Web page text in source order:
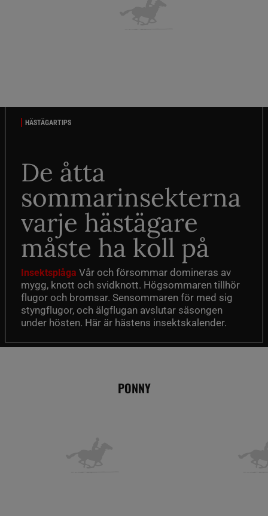
HÄSTÄGARTIPS
De åtta
sommarinsekterna
varje hästägare
måste ha koll på
Insektsplåga Vår och försommar domineras av
mygg, knott och svidknott. Högsommaren tillhör
flugor och bromsar. Sensommaren för med sig
styngflugor, och älgflugan avslutar säsongen
under hösten. Här är hästens insektskalender.
PONNY